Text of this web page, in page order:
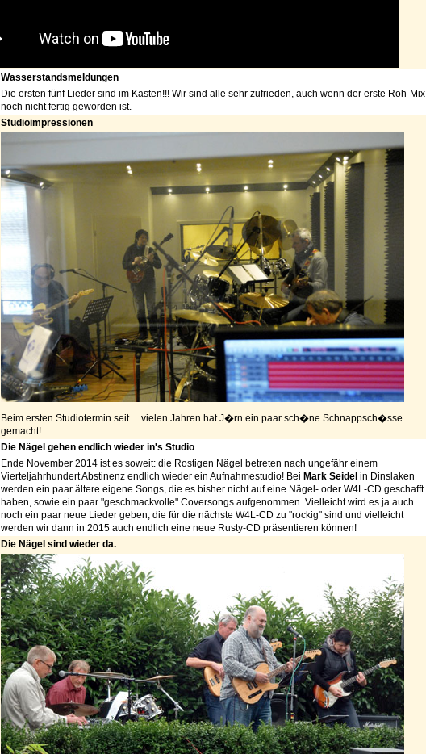
Wasserstandsmeldungen
Die ersten fünf Lieder sind im Kasten!!! Wir sind alle sehr zufrieden, auch wenn der erste Roh-Mix
noch nicht fertig geworden ist.
Studioimpressionen
Beim ersten Studiotermin seit ... vielen Jahren hat J�rn ein paar sch�ne Schnappsch�sse
gemacht!
Die Nägel gehen endlich wieder in's Studio
Ende November 2014 ist es soweit: die Rostigen Nägel betreten nach ungefähr einem
Vierteljahrhundert Abstinenz endlich wieder ein Aufnahmestudio! Bei Mark Seidel in Dinslaken
werden ein paar ältere eigene Songs, die es bisher nicht auf eine Nägel- oder W4L-CD geschafft
haben, sowie ein paar "geschmackvolle" Coversongs aufgenommen. Vielleicht wird es ja auch
noch ein paar neue Lieder geben, die für die nächste W4L-CD zu "rockig" sind und vielleicht
werden wir dann in 2015 auch endlich eine neue Rusty-CD präsentieren können!
Die Nägel sind wieder da.